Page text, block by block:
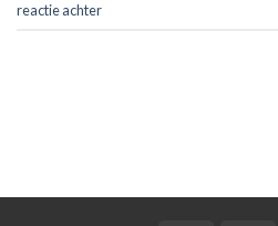
reactie achter